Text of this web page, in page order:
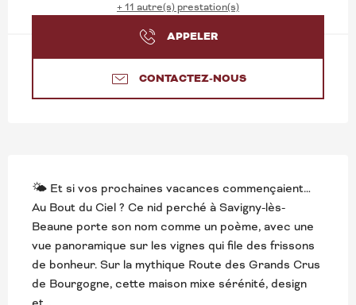
+ 11 autre(s) prestation(s)
APPELER
CONTACTEZ-NOUS
DESCRIPTION
🌤️ Et si vos prochaines vacances commençaient…
Au Bout du Ciel ? Ce nid perché à Savigny-lès-
Beaune porte son nom comme un poème, avec une
vue panoramique sur les vignes qui file des frissons
de bonheur. Sur la mythique Route des Grands Crus
de Bourgogne, cette maison mixe sérénité, design